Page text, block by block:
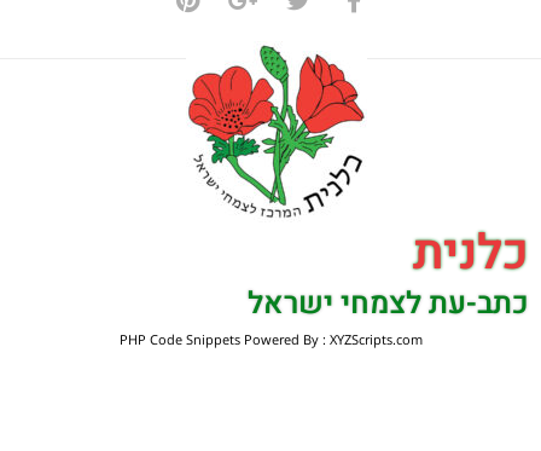
כלנית
כתב-עת לצמחי ישראל
PHP Code SnippetsPowered By : XYZScripts.com